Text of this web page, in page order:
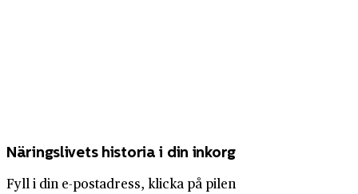
Näringslivets historia i din inkorg
Fyll i din e-postadress, klicka på pilen